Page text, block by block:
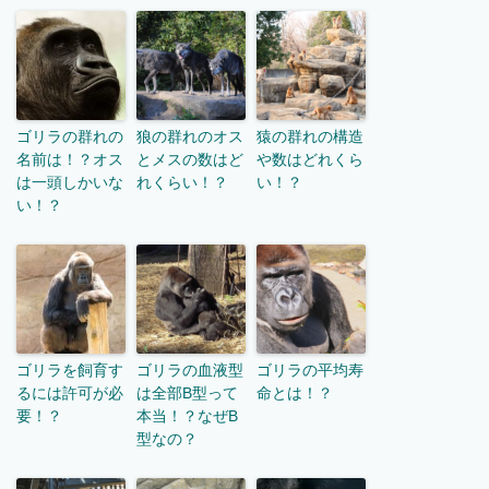
ゴリラの群れの
名前は！？オス
は一頭しかいな
い！？
狼の群れのオス
とメスの数はど
れくらい！？
猿の群れの構造
や数はどれくら
い！？
ゴリラを飼育す
るには許可が必
要！？
ゴリラの血液型
は全部B型って
本当！？なぜB
型なの？
ゴリラの平均寿
命とは！？